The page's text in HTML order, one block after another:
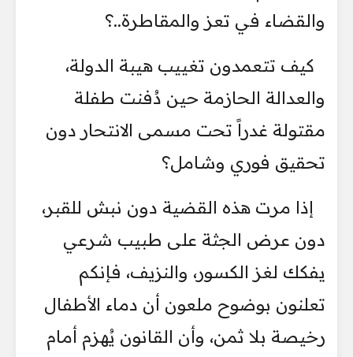
والقضاء في تعز والمقاطرة..؟
كيف تتعمدون تغييب هيبة الدولة،
والعدالة الحازمة حين دُفنت طفلة
مقتولة غدراً تحت مسمى الانتحار دون
تحقيق فوري وشامل؟
إذا مرت هذه القضية دون نبش للقبر،
دون عرض الجثة على طبيب شرعي
يفكك لغز الكسور، والنزيف، فإنكم
تعلنون بوضوح ملعون أن دماء الأطفال
رخيصة بلا ثمن، وأن القانون يُهزم أمام